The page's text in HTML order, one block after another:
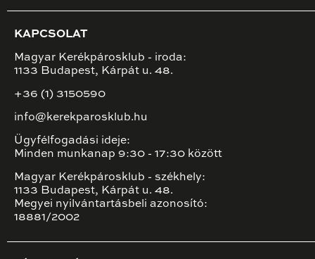
KAPCSOLAT
Magyar Kerékpárosklub - iroda:
1133 Budapest, Kárpát u. 48.
+36 (1) 3150590
info@kerekparosklub.hu
Ügyfélfogadási ideje:
Minden munkanap 9:30 - 17:30 között
Magyar Kerékpárosklub - székhely:
1133 Budapest, Kárpát u. 48.
Megyei nyilvántartásbeli azonosító:
18881/2002